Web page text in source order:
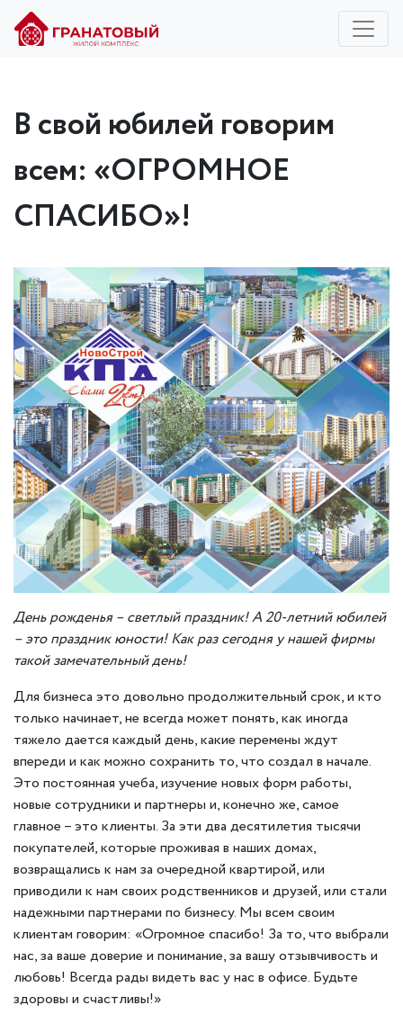
В свой юбилей говорим
всем: «ОГРОМНОЕ
СПАСИБО»!
День рожденья – светлый праздник! А 20-летний юбилей
– это праздник юности! Как раз сегодня у нашей фирмы
такой замечательный день!
Для бизнеса это довольно продолжительный срок, и кто
только начинает, не всегда может понять, как иногда
тяжело дается каждый день, какие перемены ждут
впереди и как можно сохранить то, что создал в начале.
Это постоянная учеба, изучение новых форм работы,
новые сотрудники и партнеры и, конечно же, самое
главное – это клиенты. За эти два десятилетия тысячи
покупателей, которые проживая в наших домах,
возвращались к нам за очередной квартирой, или
приводили к нам своих родственников и друзей, или стали
надежными партнерами по бизнесу. Мы всем своим
клиентам говорим: «Огромное спасибо! За то, что выбрали
нас, за ваше доверие и понимание, за вашу отзывчивость и
любовь! Всегда рады видеть вас у нас в офисе. Будьте
здоровы и счастливы!»